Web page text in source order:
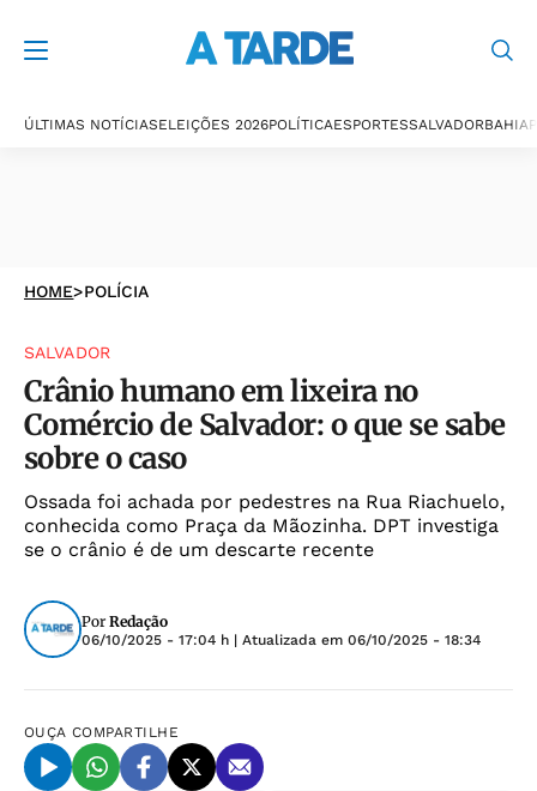
ÚLTIMAS NOTÍCIASELEIÇÕES 2026POLÍTICAESPORTESSALVADORBAHIA
HOME>POLÍCIA
SALVADOR
Crânio humano em lixeira no
Comércio de Salvador: o que se sabe
sobre o caso
Ossada foi achada por pedestres na Rua Riachuelo,
conhecida como Praça da Mãozinha. DPT investiga
se o crânio é de um descarte recente
Por Redação
06/10/2025 - 17:04 h | Atualizada em 06/10/2025 - 18:34
OUÇA COMPARTILHE